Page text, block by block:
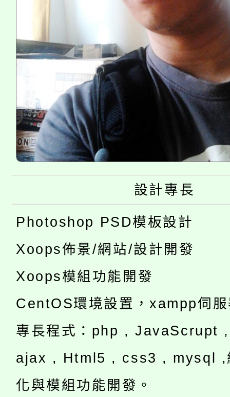
設計專長
Photoshop PSD模板設計
Xoops佈景/網站/設計開發
Xoops模組功能開發
CentOS環境設置，xampp伺
專長程式：php , JavaScrupt
ajax , Html5 , css3 , mysql ,
化與模組功能開發。